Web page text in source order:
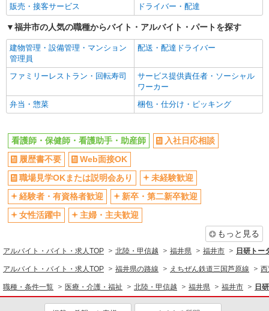
時給1550円〜2187円 ＜日払い有/週払い有/交
通費全支給(ガソリン代含む)＞
福井市内｜最寄り駅：福井
キープ 詳細を見る
派遣社員
株式会社kotrio /●KY-H-1990950
軍資金も即ゲット◎
時給1550円〜2187円 ＜日払い有/週払い有/交
通費全支給(ガソリン代含む)＞
福井市内 最寄り駅：越前花堂
キープ 詳細を見る
集♪医療行為なし
時給1550円〜2187円 ＜日払い有/週払い有/交
通費全支給(ガソリン代含む)＞
販売・接客サービス
ドライバー・配達
福井市の人気の職種からバイト・アルバイト・パートを探す
建物管理・設備管理・マンション
管理員
配送・配達ドライバー
ファミリーレストラン・回転寿司
サービス提供責任者・ソーシャル
ワーカー
弁当・惣菜
梱包・仕分け・ピッキング
看護師・保健師・看護助手・助産師
入社日応相談
履歴書不要
Web面接OK
職場見学OKまたは説明会あり
未経験歓迎
経験者・有資格者歓迎
新卒・第二新卒歓迎
女性活躍中
主婦・主夫歓迎
もっと見る
アルバイト・バイト・求人TOP 北陸・甲信越 福井県 福井市 日研トー
アルバイト・バイト・求人TOP 福井県の路線 えちぜん鉄道三国芦原線
職種・条件一覧 医療・介護・福祉 北陸・甲信越 福井県 福井市 日